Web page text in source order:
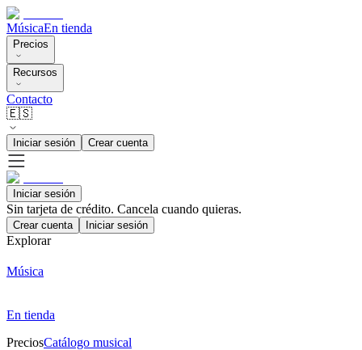
MúsicaEn tienda
Precios
Recursos
Contacto
🇪🇸
Iniciar sesión Crear cuenta
Iniciar sesión
Sin tarjeta de crédito. Cancela cuando quieras.
Crear cuenta Iniciar sesión
Explorar
Música
En tienda
PreciosCatálogo musical